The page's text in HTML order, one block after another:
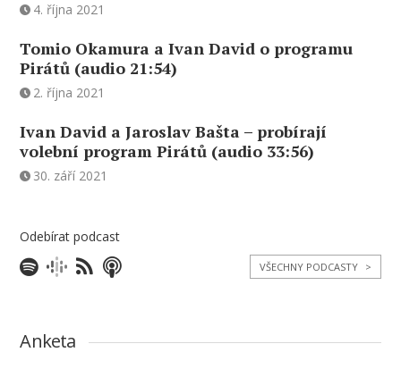
4. října 2021
Tomio Okamura a Ivan David o programu
Pirátů (audio 21:54)
2. října 2021
Ivan David a Jaroslav Bašta – probírají
volební program Pirátů (audio 33:56)
30. září 2021
Odebírat podcast
VŠECHNY PODCASTY >
Anketa